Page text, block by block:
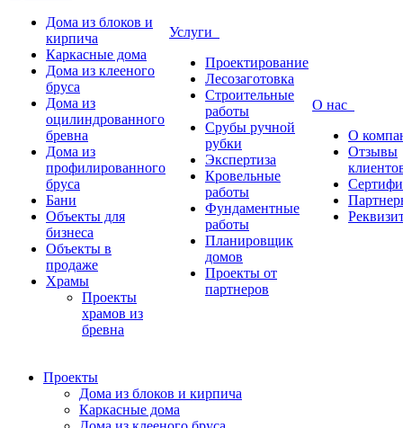
Дома из блоков и
кирпича
Каркасные дома
Дома из клееного
бруса
Дома из
оцилиндрованного
бревна
Дома из
профилированного
бруса
Бани
Объекты для
бизнеса
Объекты в
продаже
Храмы
Проекты
храмов из
бревна
Услуги
Проектирование
Лесозаготовка
Строительные
работы
Срубы ручной
рубки
Экспертиза
Кровельные
работы
Фундаментные
работы
Планировщик
домов
Проекты от
партнеров
О нас
О
Отзывы
Проекты
Дома из блоков и кирпича
Каркасные дома